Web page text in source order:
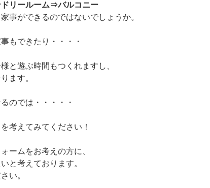
リールーム⇒バルコニー
事ができるのではないでしょうか。
もできたり・・・・
と遊ぶ時間もつくれますし、
ます。
のでは・・・・・
を考えてみてください！
ームをお考えの方に、
と考えております。
い。